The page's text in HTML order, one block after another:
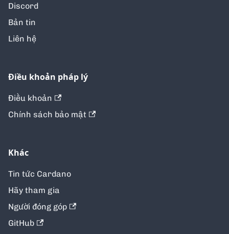
Discord
Bản tin
Liên hệ
Điều khoản pháp lý
Điều khoản
Chính sách bảo mật
Khác
Tin tức Cardano
Hãy tham gia
Người đóng góp
GitHub